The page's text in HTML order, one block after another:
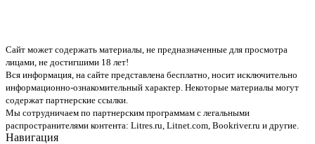
Сайт может содержать материалы, не предназначенные для просмотра
лицами, не достигшими 18 лет!
Вся информация, на сайте представлена бесплатно, носит исключительно
информационно-ознакомительный характер. Некоторые материалы могут
содержат партнерские ссылки.
Мы сотрудничаем по партнерским программам с легальными
распространителями контента: Litres.ru, Litnet.com, Bookriver.ru и другие.
Навигация